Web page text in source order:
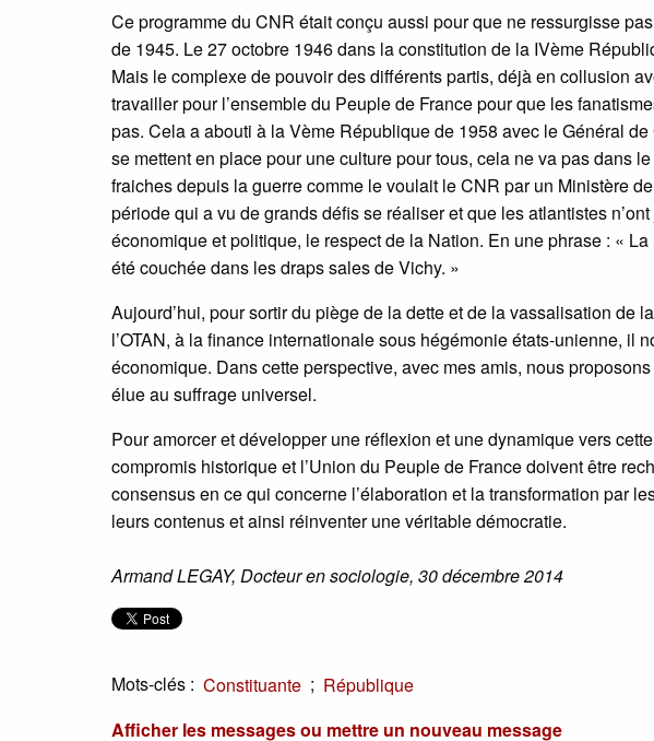
Ce programme du CNR était conçu aussi pour que ne ressurgisse
de 1945. Le 27 octobre 1946 dans la constitution de la IVème
Mais le complexe de pouvoir des différents partis, déjà en collusion
travailler pour l’ensemble du Peuple de France pour que les
pas. Cela a abouti à la Vème République de 1958 avec le Général
se mettent en place pour une culture pour tous, cela ne va pas dans
fraiches depuis la guerre comme le voulait le CNR par un Ministère
période qui a vu de grands défis se réaliser et que les atlantistes
économique et politique, le respect de la Nation. En une phrase : «
été couchée dans les draps sales de Vichy. »
Aujourd’hui, pour sortir du piège de la dette et de la vassalisation de
l’OTAN, à la finance internationale sous hégémonie états-unienne, il
économique. Dans cette perspective, avec mes amis, nous
élue au suffrage universel.
Pour amorcer et développer une réflexion et une dynamique vers
compromis historique et l’Union du Peuple de France doivent être
consensus en ce qui concerne l’élaboration et la transformation par
leurs contenus et ainsi réinventer une véritable démocratie.
Armand LEGAY, Docteur en sociologie, 30 décembre 2014
Mots-clés : Constituante ; République
Afficher les messages ou mettre un nouveau message